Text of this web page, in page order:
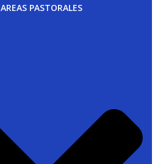
AREAS PASTORALES